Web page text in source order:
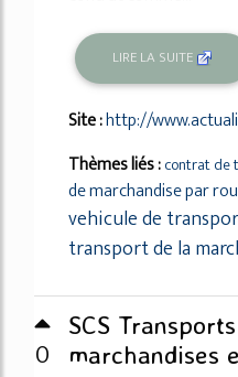
LIRE LA SUITE
Site :http://
Thèmes liés :contrat de
de marchandise par
vehicule de
transport de la
0
SCS
marchandises